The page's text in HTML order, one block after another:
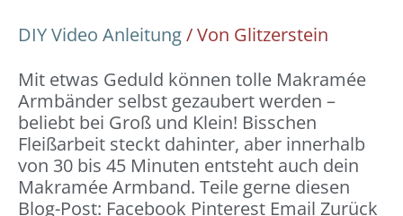
DIY Video Anleitung/ Von Glitzerstein
Mit etwas Geduld können tolle Makramée
Armbänder selbst gezaubert werden –
beliebt bei Groß und Klein! Bisschen
Fleißarbeit steckt dahinter, aber innerhalb
von 30 bis 45 Minuten entsteht auch dein
Makramée Armband. Teile gerne diesen
Blog-Post: Facebook Pinterest Email Zurück